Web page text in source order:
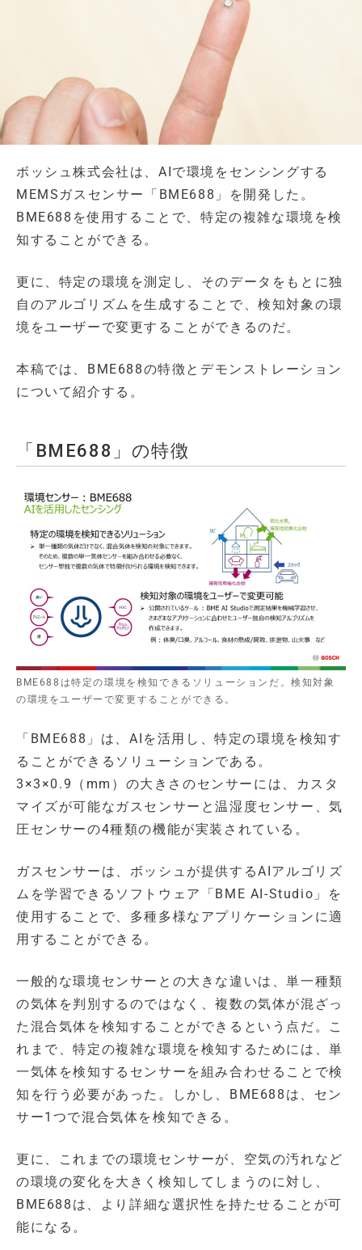
ボッシュ株式会社は、AIで環境をセンシングする
MEMSガスセンサー「BME688」を開発した。
BME688を使用することで、特定の複雑な環境を検
知することができる。
更に、特定の環境を測定し、そのデータをもとに独
自のアルゴリズムを生成することで、検知対象の環
境をユーザーで変更することができるのだ。
本稿では、BME688の特徴とデモンストレーション
について紹介する。
「BME688」の特徴
BME688は特定の環境を検知できるソリューションだ。検知対象
の環境をユーザーで変更することができる。
「BME688」は、AIを活用し、特定の環境を検知す
ることができるソリューションである。
3×3×0.9（mm）の大きさのセンサーには、カスタ
マイズが可能なガスセンサーと温湿度センサー、気
圧センサーの4種類の機能が実装されている。
ガスセンサーは、ボッシュが提供するAIアルゴリズ
ムを学習できるソフトウェア「BME AI-Studio」を
使用することで、多種多様なアプリケーションに適
用することができる。
一般的な環境センサーとの大きな違いは、単一種類
の気体を判別するのではなく、複数の気体が混ざっ
た混合気体を検知することができるという点だ。こ
れまで、特定の複雑な環境を検知するためには、単
一気体を検知するセンサーを組み合わせることで検
知を行う必要があった。しかし、BME688は、セン
サー1つで混合気体を検知できる。
更に、これまでの環境センサーが、空気の汚れなど
の環境の変化を大きく検知してしまうのに対し、
BME688は、より詳細な選択性を持たせることが可
能になる。